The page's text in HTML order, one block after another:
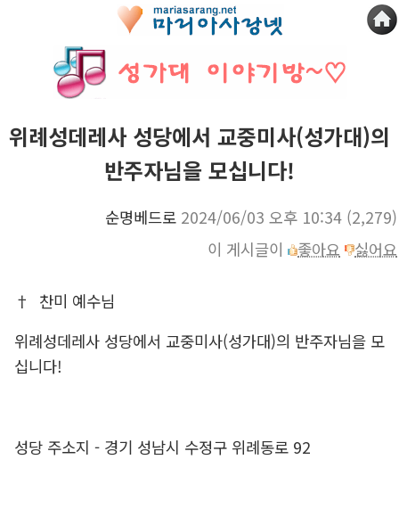
위례성데레사 성당에서 교중미사(성가대)의
반주자님을 모십니다!
순명베드로 2024/06/03 오후 10:34 (2,279)
이 게시글이
좋아요 싫어요
† 찬미 예수님
위례성데레사 성당에서 교중미사(성가대)의 반주자님을 모
십니다!
성당 주소지 - 경기 성남시 수정구 위례동로 92